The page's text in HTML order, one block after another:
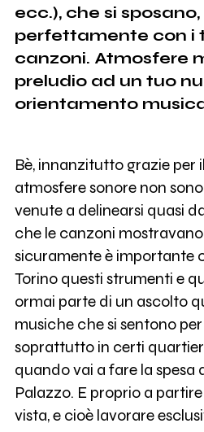
ecc.), che si
perfettamente con i
canzoni. Atmosfere
preludio ad un tuo
orientamento
Bè, innanzitutto grazie per
atmosfere sonore non
venute a delinearsi quasi
che le canzoni
sicuramente è importante
Torino questi strumenti e
ormai parte di un ascolto
musiche che si sentono
soprattutto in certi
quando vai a fare la spesa
Palazzo. E proprio a
vista, e cioè lavorare